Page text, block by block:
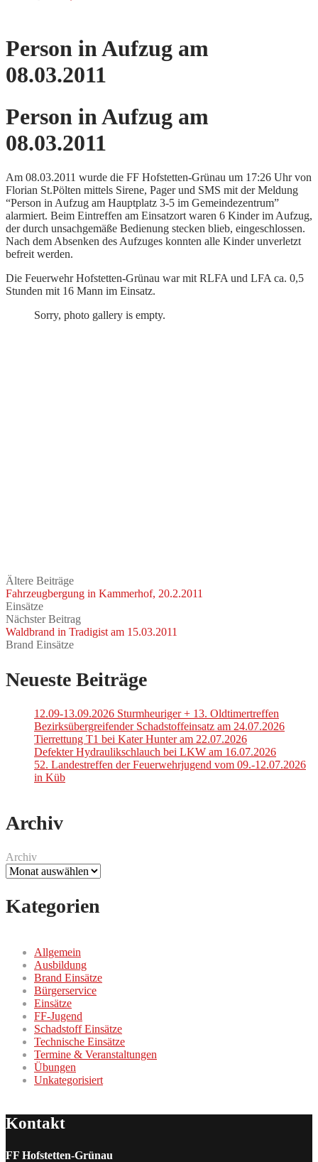
Person in Aufzug am
08.03.2011
Person in Aufzug am
08.03.2011
Am 08.03.2011 wurde die FF Hofstetten-Grünau um 17:26 Uhr von
Florian St.Pölten mittels Sirene, Pager und SMS mit der Meldung
“Person in Aufzug am Hauptplatz 3-5 im Gemeindezentrum”
alarmiert. Beim Eintreffen am Einsatzort waren 6 Kinder im Aufzug,
der durch unsachgemäße Bedienung stecken blieb, eingeschlossen.
Nach dem Absenken des Aufzuges konnten alle Kinder unverletzt
befreit werden.
Die Feuerwehr Hofstetten-Grünau war mit RLFA und LFA ca. 0,5
Stunden mit 16 Mann im Einsatz.
Sorry, photo gallery is empty.
Ältere Beiträge
Fahrzeugbergung in Kammerhof, 20.2.2011
Einsätze
Nächster Beitrag
Waldbrand in Tradigist am 15.03.2011
Brand Einsätze
Neueste Beiträge
12.09-13.09.2026 Sturmheuriger + 13. Oldtimertreffen
Bezirksübergreifender Schadstoffeinsatz am 24.07.2026
Tierrettung T1 bei Kater Hunter am 22.07.2026
Defekter Hydraulikschlauch bei LKW am 16.07.2026
52. Landestreffen der Feuerwehrjugend vom 09.-12.07.2026
in Küb
Archiv
Archiv
Kategorien
Allgemein
Ausbildung
Brand Einsätze
Bürgerservice
Einsätze
FF-Jugend
Schadstoff Einsätze
Technische Einsätze
Termine & Veranstaltungen
Übungen
Unkategorisiert
Kontakt
FF Hofstetten-Grünau